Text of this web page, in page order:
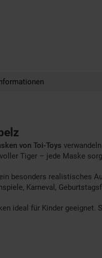
von Toi-Toys
Tiger – jede Maske
besonders realistisches
Karneval,
ideal für Kinder